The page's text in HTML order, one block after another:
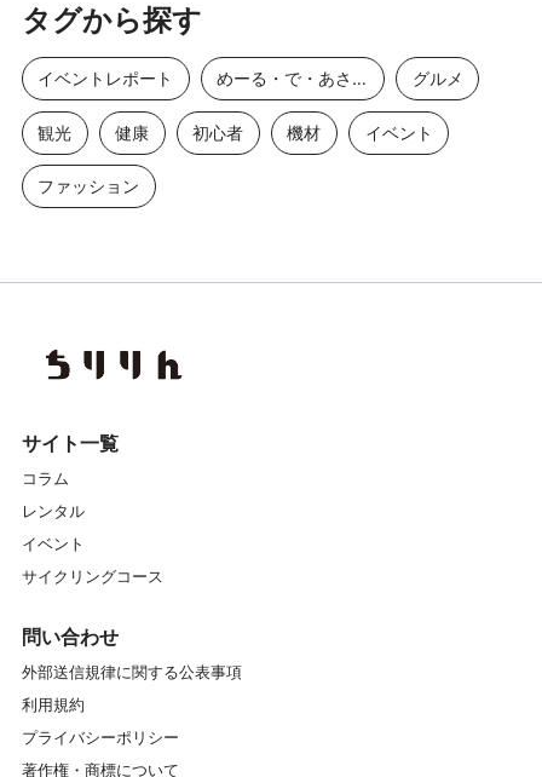
タグから探す
イベントレポート めーる・で・あさひ グルメ
観光 健康 初心者 機材 イベント
ファッション
サイト一覧
コラム
レンタル
イベント
サイクリングコース
問い合わせ
外部送信規律に関する公表事項
利用規約
プライバシーポリシー
著作権・商標について